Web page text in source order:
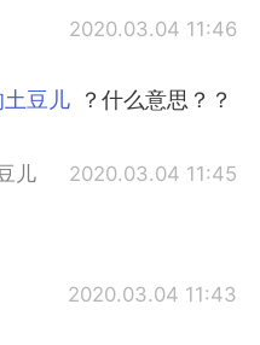
2020.03.04 11:46
土豆儿
？什么意思？？
儿 2020.03.04 11:45
2020.03.04 11:43